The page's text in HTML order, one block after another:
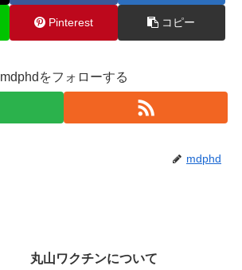
Pinterest コピー
mdphdをフォローする
mdphd
丸山ワクチンについて